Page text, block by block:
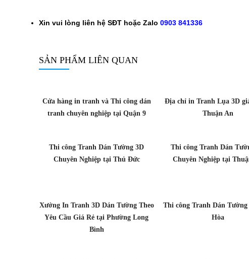
Xin vui lòng liên hệ SĐT hoặc Zalo 0903 841336
SẢN PHẨM LIÊN QUAN
Cửa hàng in tranh và Thi công dán
tranh chuyên nghiệp tại Quận 9
Địa chỉ in Tranh Lụa 3D
Thuận An
Thi công Tranh Dán Tường 3D
Chuyên Nghiệp tại Thủ Đức
Thi công Tranh Dán
Chuyên Nghiệp tại
Xưởng In Tranh 3D Dán Tường Theo
Yêu Cầu Giá Rẻ tại Phường Long
Bình
Thi công Tranh Dán
Hòa